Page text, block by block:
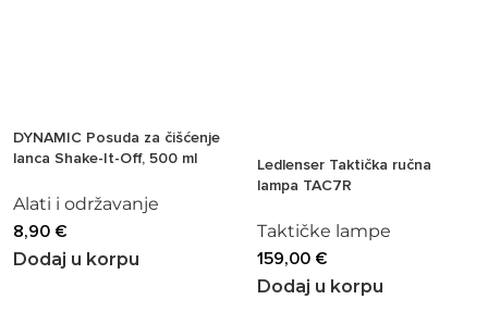
DYNAMIC Posuda za čišćenje
lanca Shake-It-Off, 500 ml
Alati i održavanje
8,90 €
Dodaj u korpu
Ledlenser Taktička ručna
lampa TAC7R
Taktičke lampe
159,00 €
Dodaj u korpu